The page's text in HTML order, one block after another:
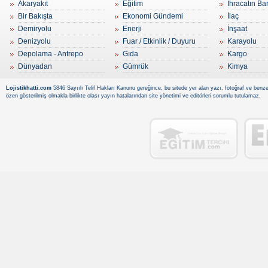
Akaryakıt
Bir Bakışta
Demiryolu
Denizyolu
Depolama - Antrepo
Dünyadan
Eğitim
Ekonomi Gündemi
Enerji
Fuar / Etkinlik / Duyuru
Gıda
Gümrük
İhracatın
İlaç
İnşaat
Karayolu
Kargo
Kimya
Lojistikhatti.com 5846 Sayıılı Telif Hakları Kanunu gereğince, bu sitede yer alan yazı, fotoğraf ve
özen gösterilmiş olmakla birlikte olası yayın hatalarından site yönetimi ve editörleri sorumlu tutulamaz.